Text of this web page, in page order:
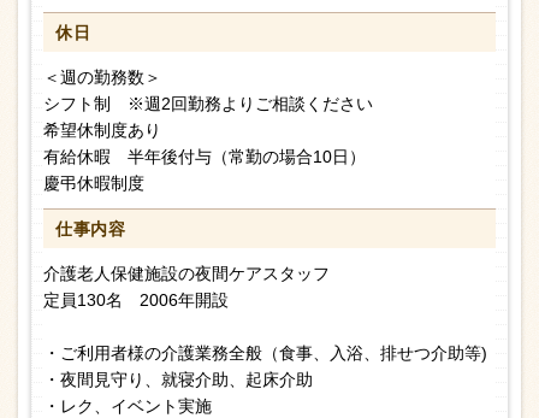
休日
＜週の勤務数＞
シフト制 ※週2回勤務よりご相談ください
希望休制度あり
有給休暇 半年後付与（常勤の場合10日）
慶弔休暇制度
仕事内容
介護老人保健施設の夜間ケアスタッフ
定員130名 2006年開設
・ご利用者様の介護業務全般（食事、入浴、排せつ介助等)
・夜間見守り、就寝介助、起床介助
・レク、イベント実施